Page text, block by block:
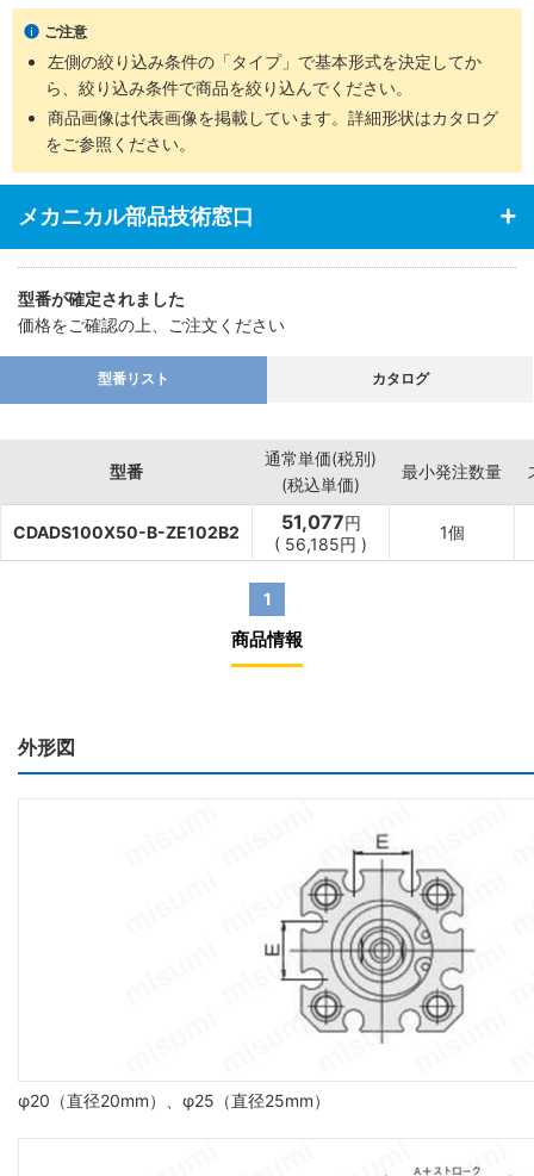
が可能
【用途】
・あらゆる業界の空気圧機器や生産ラインに対応
ご注意
左側の絞り込み条件の「タイプ」で基本形式を決定してか
ら、絞り込み条件で商品を絞り込んでください。
商品画像は代表画像を掲載しています。詳細形状はカタログ
をご参照ください。
メカニカル部品技術窓口
型番が確定されました
価格をご確認の上、ご注文ください
型番リスト カタログ
型番
通常単価(税別)
(税込単価)
最小発注数量
CDADS100X50-B-ZE102B2 51,077円
( 56,185円 )
1個
1
商品情報
外形図
φ20（直径20mm）、φ25（直径25mm）